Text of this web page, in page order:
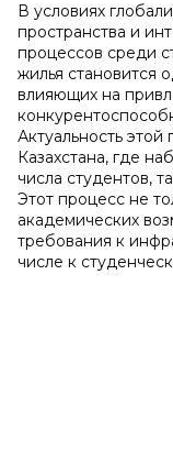
В условиях
пространства и
процессов среди
жилья становится
влияющих на
Актуальность
Казахстана, где
числа студентов,
Этот процесс не
академических
требования к
числе к